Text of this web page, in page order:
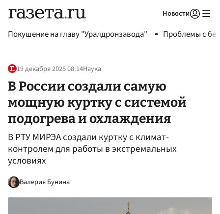
Новости
Покушение на главу "Уралдронзавода" Проблемы с
19 декабря 2025 08:14Наука
В России создали самую
мощную куртку с системой
подогрева и охлаждения
В РТУ МИРЭА создали куртку с климат-
контролем для работы в экстремальных
условиях
Валерия Бунина